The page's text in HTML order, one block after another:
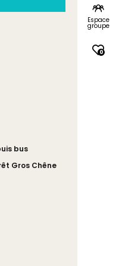
Espace
groupe
0
bus
Gros Chêne